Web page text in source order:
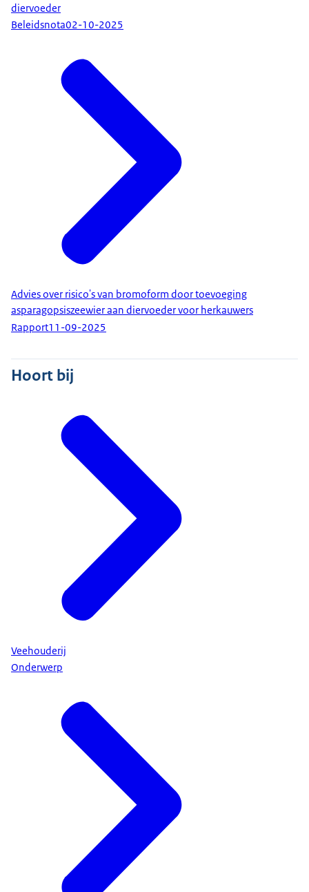
diervoeder
Beleidsnota02-10-2025
Advies over risico's van bromoform door toevoeging
asparagopsiszeewier aan diervoeder voor herkauwers
Rapport11-09-2025
Hoort bij
Veehouderij
Onderwerp